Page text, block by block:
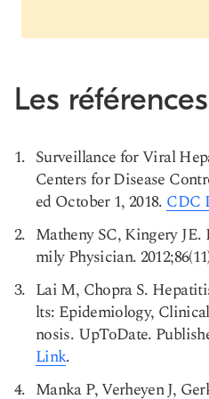
Les références
Surveillance for Viral
Centers for Disease
ed October 1, 2018. CDC
Matheny SC, Kingery
mily Physician.
Lai M, Chopra S.
lts: Epidemiology,
nosis. UpToDate.
Link.
Manka P, Verheyen J,